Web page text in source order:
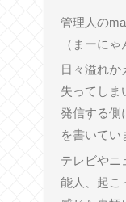
管理人の
（まーにゃ
日々溢れか
失ってしま
発信する側
を書いてい
テレビやニ
能人、起こ